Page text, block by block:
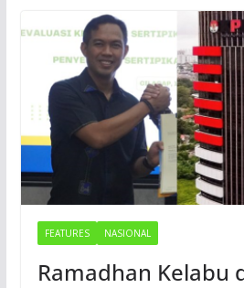
FEATURES NASIONAL
Ramadhan Kelabu